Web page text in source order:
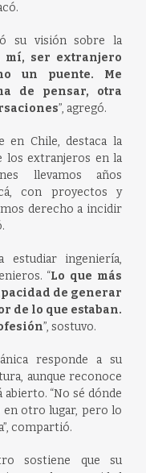
su visión sobre la
mí, ser extranjero
un puente. Me
de pensar, otra
”, agregó.
en Chile, destaca la
los extranjeros en la
llevamos años
con proyectos y
derecho a incidir
estudiar ingeniería,
“Lo que más
de generar
de lo que estaban.
”, sostuvo.
responde a su
aunque reconoce
“No sé dónde
otro lugar, pero lo
compartió.
sostiene que su